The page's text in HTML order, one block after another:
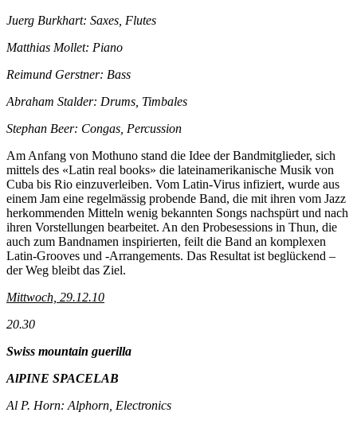
Juerg Burkhart: Saxes, Flutes
Matthias Mollet: Piano
Reimund Gerstner: Bass
Abraham Stalder: Drums, Timbales
Stephan Beer: Congas, Percussion
Am Anfang von Mothuno stand die Idee der Bandmitglieder, sich
mittels des «Latin real books» die lateinamerikanische Musik von
Cuba bis Rio einzuverleiben. Vom Latin-Virus infiziert, wurde aus
einem Jam eine regelmässig probende Band, die mit ihren vom Jazz
herkommenden Mitteln wenig bekannten Songs nachspürt und nach
ihren Vorstellungen bearbeitet. An den Probesessions in Thun, die
auch zum Bandnamen inspirierten, feilt die Band an komplexen
Latin-Grooves und -Arrangements. Das Resultat ist beglückend –
der Weg bleibt das Ziel.
Mittwoch, 29.12.10
20.30
Swiss mountain guerilla
AlPINE SPACELAB
Al P. Horn: Alphorn, Electronics